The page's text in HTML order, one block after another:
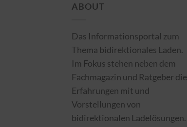
ABOUT
Das Informationsportal zum
Thema bidirektionales Laden.
Im Fokus stehen neben dem
Fachmagazin und Ratgeber die
Erfahrungen mit und
Vorstellungen von
bidirektionalen Ladelösungen.